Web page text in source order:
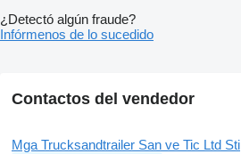
¿Detectó algún fraude?
Infórmenos de lo sucedido
Contactos del vendedor
Mga Trucksandtrailer San ve Tic Ltd Sti